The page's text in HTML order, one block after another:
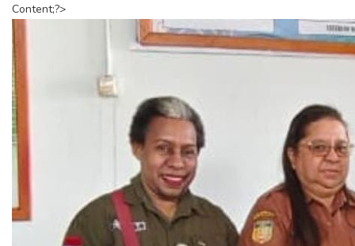
Content;?>